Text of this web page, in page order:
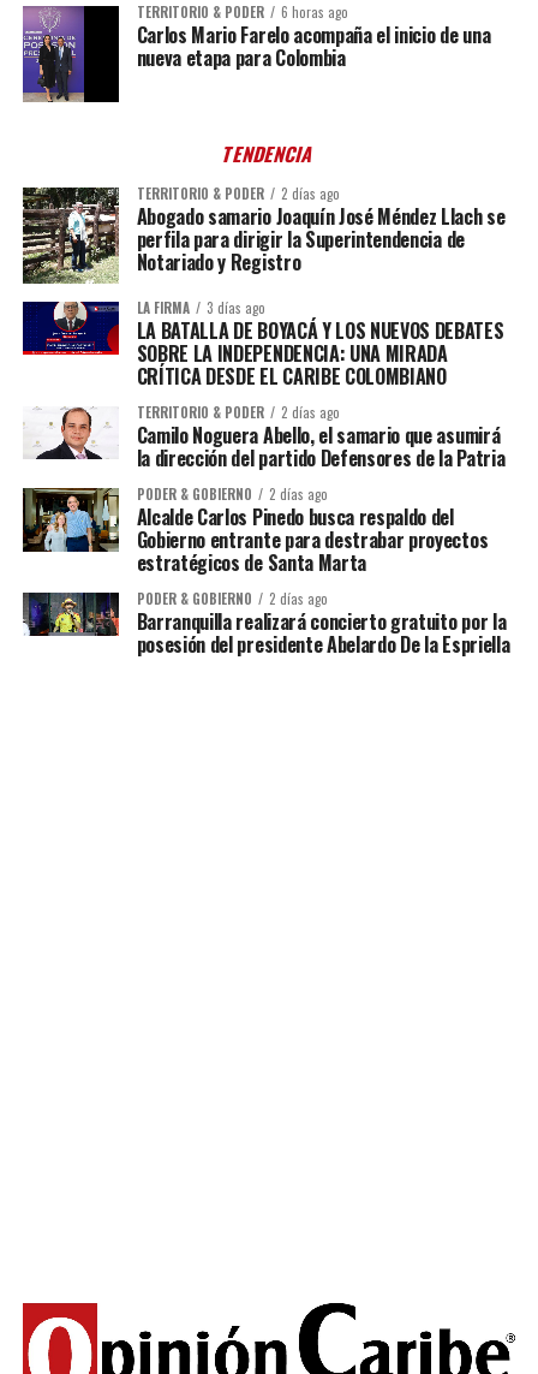
TERRITORIO & PODER 6 horas ago
Carlos Mario Farelo acompaña el inicio de una
nueva etapa para Colombia
TENDENCIA
TERRITORIO & PODER 2 días ago
Abogado samario Joaquín José Méndez Llach se
perfila para dirigir la Superintendencia de
Notariado y Registro
LA FIRMA 3 días ago
LA BATALLA DE BOYACÁ Y LOS NUEVOS DEBATES
SOBRE LA INDEPENDENCIA: UNA MIRADA
CRÍTICA DESDE EL CARIBE COLOMBIANO
TERRITORIO & PODER 2 días ago
Camilo Noguera Abello, el samario que asumirá
la dirección del partido Defensores de la Patria
PODER & GOBIERNO 2 días ago
Alcalde Carlos Pinedo busca respaldo del
Gobierno entrante para destrabar proyectos
estratégicos de Santa Marta
PODER & GOBIERNO 2 días ago
Barranquilla realizará concierto gratuito por la
posesión del presidente Abelardo De la Espriella